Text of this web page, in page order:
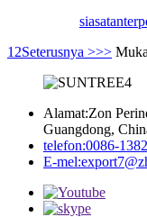
siasatan
1 2Seterusnya >>>
Alamat:Zon
Guangdong,
telefon:0086-
E-mel: